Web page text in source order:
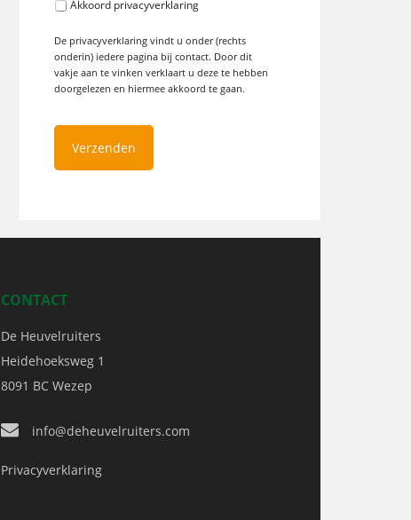
Akkoord privacyverklaring
De privacyverklaring vindt u onder (rechts
onderin) iedere pagina bij contact. Door dit
vakje aan te vinken verklaart u deze te hebben
doorgelezen en hiermee akkoord te gaan.
CONTACT
De Heuvelruiters
Heidehoeksweg 1
8091 BC Wezep
info@deheuvelruiters.com
Privacyverklaring